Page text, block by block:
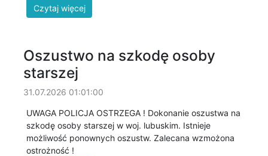
Oszustwo na szkodę osoby
starszej
31.07.2026 01:01:00
UWAGA POLICJA OSTRZEGA ! Dokonanie oszustwa na
szkodę osoby starszej w woj. lubuskim. Istnieje
możliwość ponownych oszustw. Zalecana wzmożona
ostrożność !